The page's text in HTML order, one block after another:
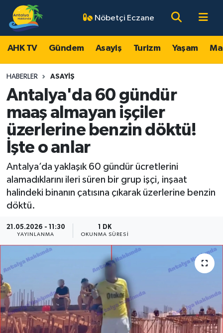
Nöbetçi Eczane
AHK TV Gündem Asayiş Turizm Yaşam
HABERLER ASAYIŞ
Antalya'da 60 gündür
maaş almayan işçiler
üzerlerine benzin döktü!
İşte o anlar
Antalya’da yaklaşık 60 gündür ücretlerini
alamadıklarını ileri süren bir grup işçi, inşaat
halindeki binanın çatısına çıkarak üzerlerine benzin
döktü.
21.05.2026 - 11:30
YAYINLANMA
1 DK
OKUNMA SÜRESI
AHK TV
Gündem
Asayiş
Turizm
Magazin
Ekonomi
Antalya Nöbetçi Eczaneler
Antalya Hava Durumu
Antalya Namaz Vakitleri
Antalya Trafik Yoğunluk Haritası
Süper Lig Puan Durumu ve Fikstür
Tüm Manşetler
Son Dakika Haberleri